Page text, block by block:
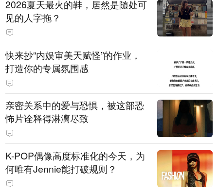
2026夏天最火的鞋，居然是随处可
见的人字拖？
快来抄“内娱审美天赋怪”的作业，
打造你的专属氛围感
亲密关系中的爱与恐惧，被这部恐
怖片诠释得淋漓尽致
K-POP偶像高度标准化的今天，为
何唯有Jennie能打破规则？